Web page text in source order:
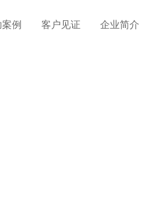
例 客户见证 企业简介